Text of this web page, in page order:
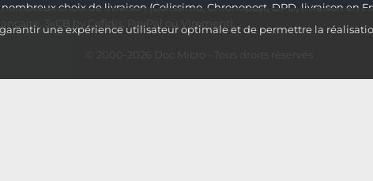
une expérience utilisateur optimale et de permettre la
choix de livraison (Colissimo, Chronopost, DPD, livraison en
3xCB by Cofidis, PayPal ou Virement).